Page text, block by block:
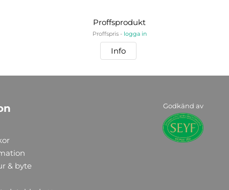
Proffsprodukt
Proffspris - logga in
Info
& byte
Godkänd av